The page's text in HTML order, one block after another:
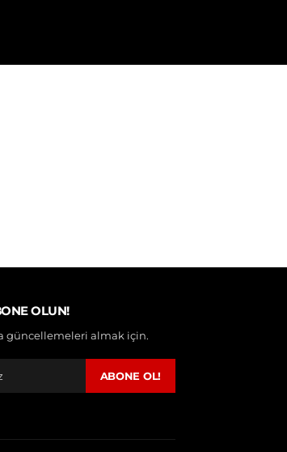
OLUN!
güncellemeleri almak için.
ABONE OL!